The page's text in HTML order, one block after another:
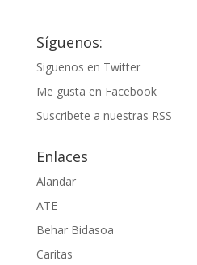
Síguenos:
Siguenos en Twitter
Me gusta en Facebook
Suscribete a nuestras RSS
Enlaces
Alandar
ATE
Behar Bidasoa
Caritas